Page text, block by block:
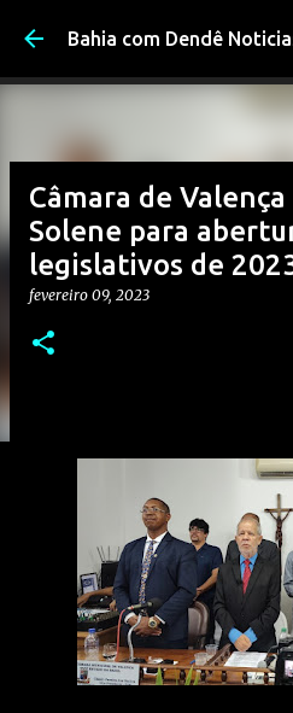
Pular para o
Bahia com Dendê
Câmara de
Solene para
legislativos de
fevereiro 09, 2023